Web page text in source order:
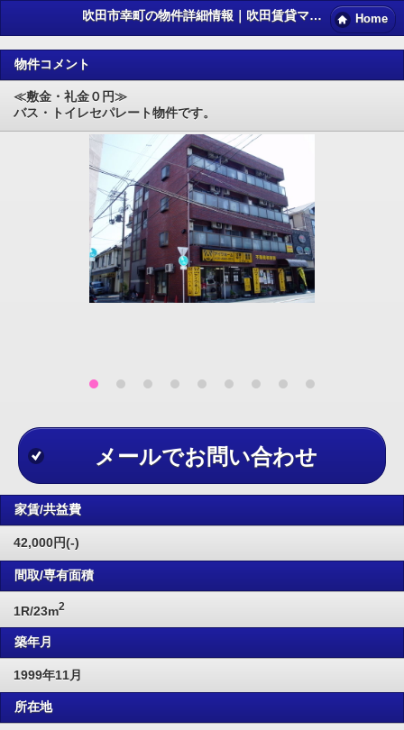
吹田市幸町の物件詳細情報｜吹田賃貸マンション情報NET Home
物件コメント
≪敷金・礼金０円≫
バス・トイレセパレート物件です。
メールでお問い合わせ
家賃/共益費
42,000円(-)
間取/専有面積
1R/23m2
築年月
1999年11月
所在地